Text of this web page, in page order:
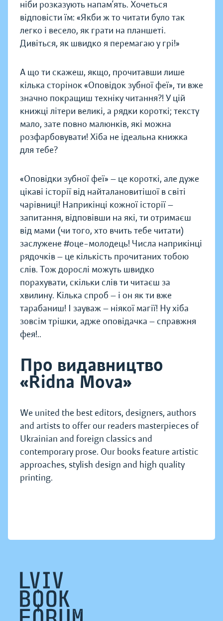
ніби розказують напам’ять. Хочеться
відповісти їм: «Якби ж то читати було так
легко і весело, як грати на планшеті.
Дивіться, як швидко я перемагаю у грі!»
А що ти скажеш, якщо, прочитавши лише
кілька сторінок «Оповідок зубної феї», ти вже
значно покращиш техніку читання?! У цій
книжці літери великі, а рядки короткі; тексту
мало, зате повно малюнків, які можна
розфарбовувати! Хіба не ідеальна книжка
для тебе?
«Оповідки зубної феї» — це короткі, але дуже
цікаві історії від найталановитішої в світі
чарівниці! Наприкінці кожної історії —
запитання, відповівши на які, ти отримаєш
від мами (чи того, хто вчить тебе читати)
заслужене #оце–молодець! Числа наприкінці
рядочків — це кількість прочитаних тобою
слів. Тож дорослі можуть швидко
порахувати, скільки слів ти читаєш за
хвилину. Кілька спроб — і он як ти вже
тарабаниш! І зауваж — ніякої магії! Ну хіба
зовсім трішки, адже оповідачка — справжня
фея!..
Про видавництво
«Ridna Mova»
We united the best editors, designers, authors
and artists to offer our readers masterpieces of
Ukrainian and foreign classics and
contemporary prose. Our books feature artistic
approaches, stylish design and high quality
printing.